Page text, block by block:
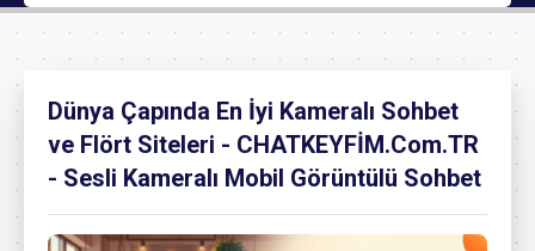
Dünya Çapında En İyi Kameralı Sohbet
ve Flört Siteleri - CHATKEYFİM.Com.TR
- Sesli Kameralı Mobil Görüntülü Sohbet